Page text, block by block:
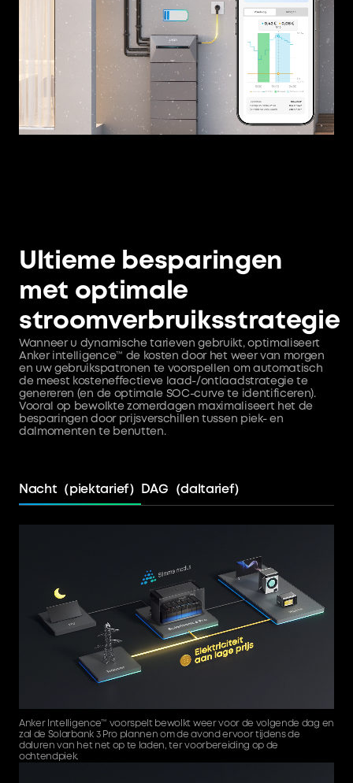
Ultieme besparingen
met optimale
stroomverbruiksstrategie
Wanneer u dynamische tarieven gebruikt, optimaliseert
Anker intelligence™ de kosten door het weer van morgen
en uw gebruikspatronen te voorspellen om automatisch
de meest kosteneffectieve laad-/ontlaadstrategie te
genereren (en de optimale SOC-curve te identificeren).
Vooral op bewolkte zomerdagen maximaliseert het de
besparingen door prijsverschillen tussen piek- en
dalmomenten te benutten.
Nacht（piektarief） DAG（daltarief）
Anker Intelligence™️ voorspelt bewolkt weer voor de volgende dag en
zal de Solarbank 3 Pro plannen om de avond ervoor tijdens de
daluren van het net op te laden, ter voorbereiding op de
ochtendpiek.